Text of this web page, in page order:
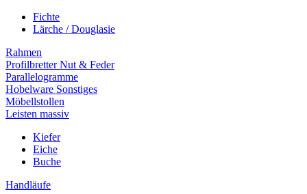
Fichte
Lärche / Douglasie
Rahmen
Profilbretter Nut & Feder
Parallelogramme
Hobelware Sonstiges
Möbellstollen
Leisten massiv
Kiefer
Eiche
Buche
Handläufe